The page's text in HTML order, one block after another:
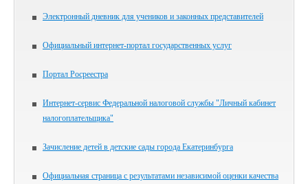
Электронный дневник для учеников и законных представителей
Официальный интернет-портал государственных услуг
Портал Росреестра
Интернет-сервис Федеральной налоговой службы "Личный кабинет
налогоплательщика"
Зачисление детей в детские сады города Екатеринбурга
Официальная страница с результатами независимой оценки качества